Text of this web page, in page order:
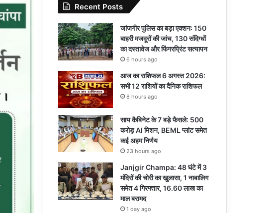
Recent Posts
जांजगीर पुलिस का बड़ा एक्शन: 150
बाहरी मजदूरों की जांच, 130 संदिग्धों
का दस्तावेज और फिंगरप्रिंट सत्यापन
6 hours ago
आज का राशिफल 6 अगस्त 2026:
सभी 12 राशियों का दैनिक राशिफल
8 hours ago
साय कैबिनेट के 7 बड़े फैसले: 500
करोड़ AI मिशन, BEML प्लांट समेत
कई अहम निर्णय
23 hours ago
Janjgir Champa: 48 घंटे में 3
मंदिरों की चोरी का खुलासा, 1 नाबालिग
समेत 4 गिरफ्तार, 16.60 लाख का
माल बरामद
1 day ago